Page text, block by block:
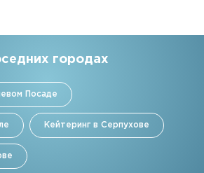
городах
Посаде
Кейтеринг в Серпухове